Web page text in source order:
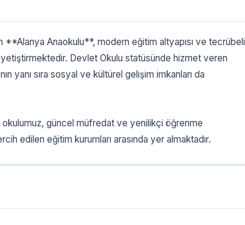
**Alanya Anaokulu**, modern eğitim altyapısı ve tecrübeli
Devlet Okulu statüsünde hizmet veren
yanı sıra sosyal ve kültürel gelişim imkanları da
güncel müfredat ve yenilikçi öğrenme
edilen eğitim kurumları arasında yer almaktadır.